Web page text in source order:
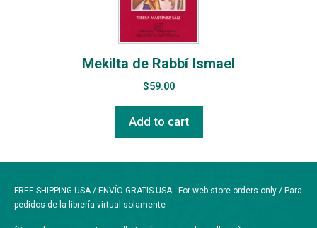
Mekilta de Rabbí Ismael
$59.00
Add to cart
FREE SHIPPING USA / ENVÍO GRATIS USA - For web-store orders only / Para
pedidos de la librería virtual solamente